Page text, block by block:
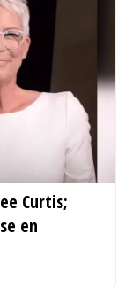
Curtis;
en